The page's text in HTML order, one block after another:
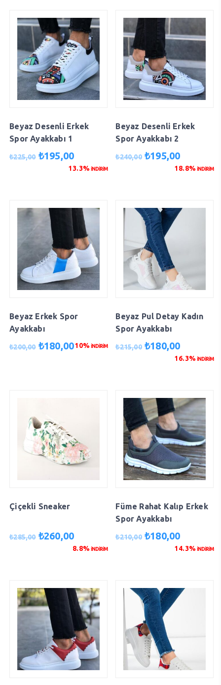
Beyaz Desenli Erkek
Spor Ayakkabı 1
₺225,00 Orijinal
₺195,00Şu
andaki
13.3% İNDİRİM
Beyaz Desenli Erkek
Spor Ayakkabı 2
₺240,00 Orijinal
₺195,00Şu
andaki
18.8% İNDİRİM
Beyaz Erkek Spor
Ayakkabı
₺200,00 Orijinal
₺180,00Şu
10% İNDİRİM
Beyaz Pul Detay Kadın
Spor Ayakkabı
₺215,00 Orijinal
₺180,00Şu
andaki
16.3% İNDİRİM
Çiçekli Sneaker
₺285,00 Orijinal
₺260,00Şu
andaki
8.8% İNDİRİM
Füme Rahat Kalıp Erkek
Spor Ayakkabı
₺210,00 Orijinal
₺180,00Şu
andaki
14.3% İNDİRİM